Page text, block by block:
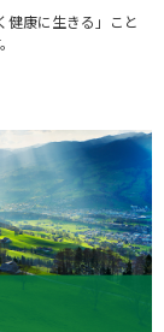
健康に生きる」こと